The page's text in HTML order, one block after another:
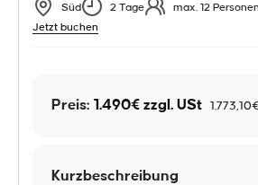
Süd 2 Tage
max. 12 Personen
Jetzt buchen
Preis: 1.490€ zzgl. USt
Kurzbeschreibung